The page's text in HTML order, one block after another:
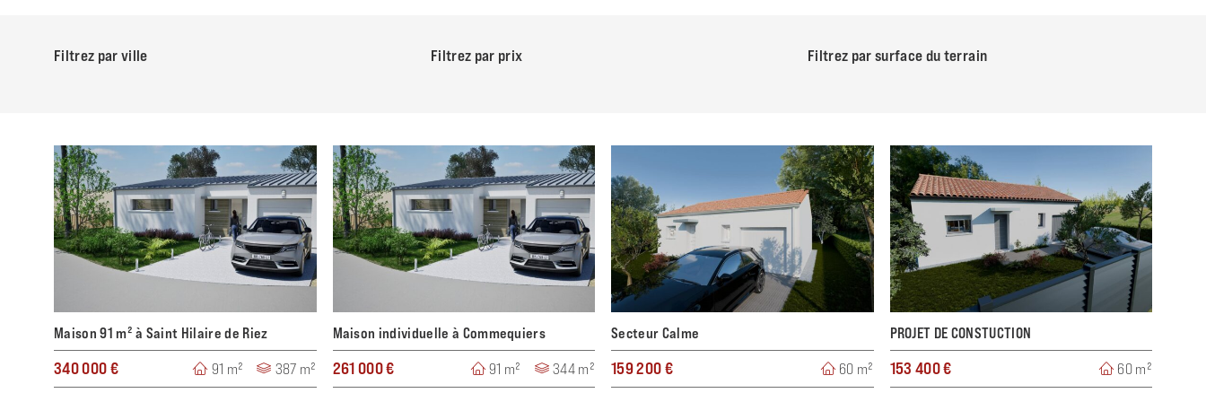
Filtrez par ville Filtrez par prix Filtrez par surface du terrain
Maison 91 m² à Saint Hilaire de Riez
340 000 € 91 m² 387 m²
Maison individuelle à Commequiers
261 000 € 91 m² 344 m²
Secteur Calme
159 200 € 60 m²
PROJET DE CONSTUCTION
153 400 € 60 m²